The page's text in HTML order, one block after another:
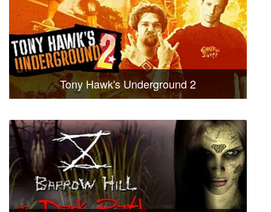
Tony Hawk's Underground 2